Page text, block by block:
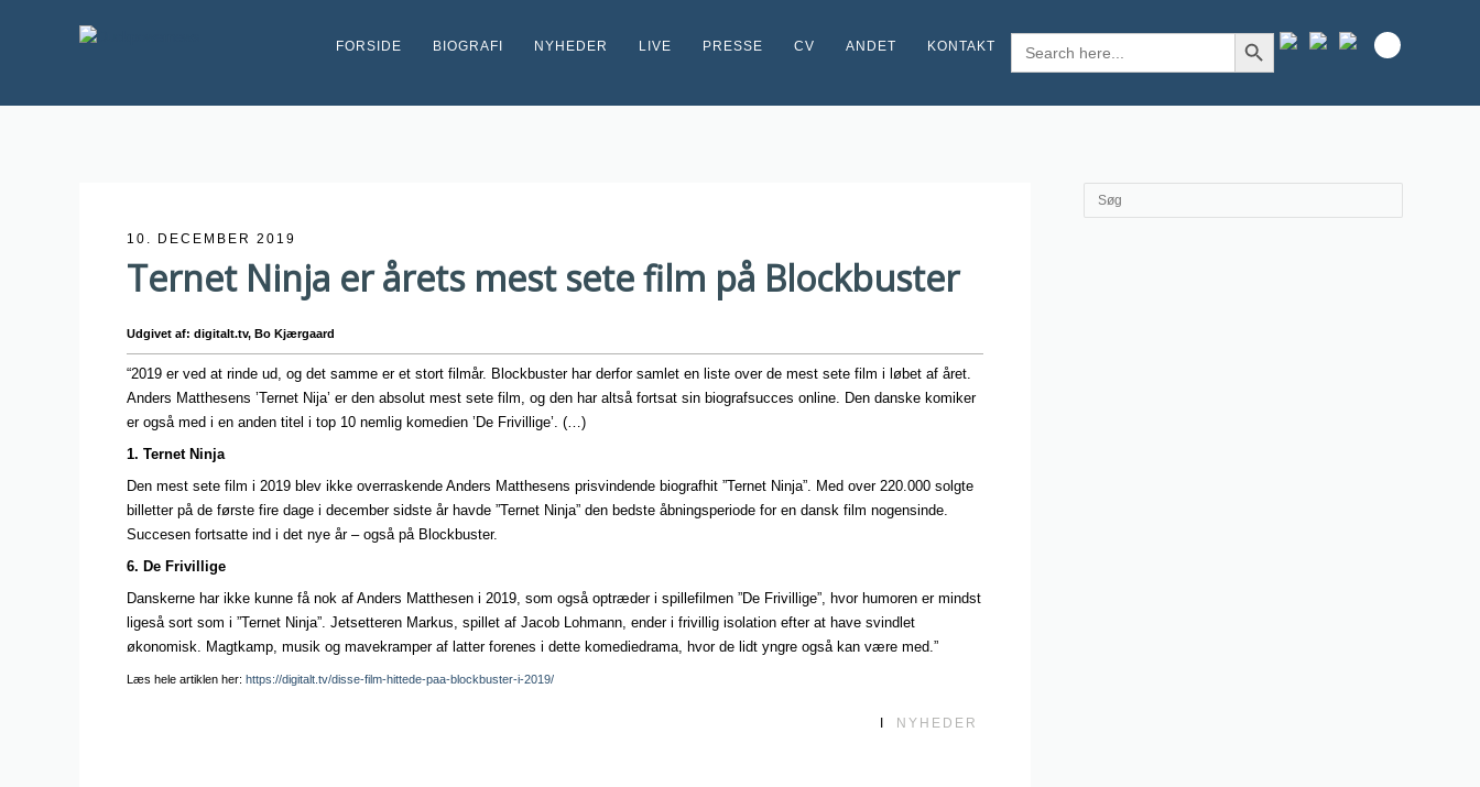
FORSIDE BIOGRAFI NYHEDER LIVE PRESSE CV ANDET KONTAKT
Search
for:
SEARCH BUTTON
10. DECEMBER 2019
Ternet Ninja er årets mest sete film på Blockbuster
Udgivet af: digitalt.tv, Bo Kjærgaard
“2019 er ved at rinde ud, og det samme er et stort filmår. Blockbuster har derfor samlet en liste over de mest sete film i løbet af året.
Anders Matthesens ’Ternet Nija’ er den absolut mest sete film, og den har altså fortsat sin biografsucces online. Den danske komiker
er også med i en anden titel i top 10 nemlig komedien ’De Frivillige’. (…)
1. Ternet Ninja
Den mest sete film i 2019 blev ikke overraskende Anders Matthesens prisvindende biografhit ”Ternet Ninja”. Med over 220.000 solgte
billetter på de første fire dage i december sidste år havde ”Ternet Ninja” den bedste åbningsperiode for en dansk film nogensinde.
Succesen fortsatte ind i det nye år – også på Blockbuster.
6. De Frivillige
Danskerne har ikke kunne få nok af Anders Matthesen i 2019, som også optræder i spillefilmen ”De Frivillige”, hvor humoren er mindst
ligeså sort som i ”Ternet Ninja”. Jetsetteren Markus, spillet af Jacob Lohmann, ender i frivillig isolation efter at have svindlet
økonomisk. Magtkamp, musik og mavekramper af latter forenes i dette komediedrama, hvor de lidt yngre også kan være med.”
Læs hele artiklen her:https://digitalt.tv/disse-film-hittede-paa-blockbuster-i-2019/
NYHEDER